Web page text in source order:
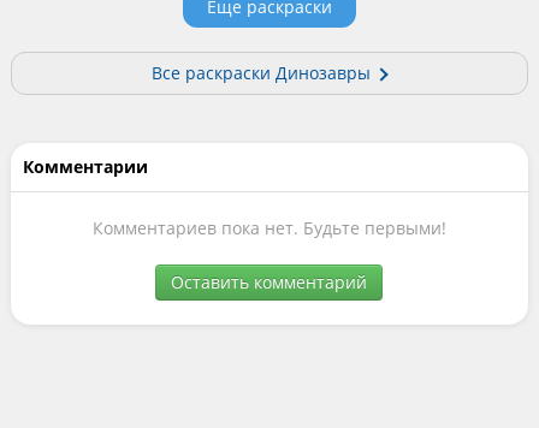
Еще раскраски
Все раскраски Динозавры
Комментарии
Комментариев пока нет. Будьте первыми!
Оставить комментарий